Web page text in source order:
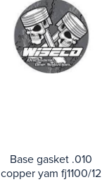
Base gasket .010
copper yam fj1100/12